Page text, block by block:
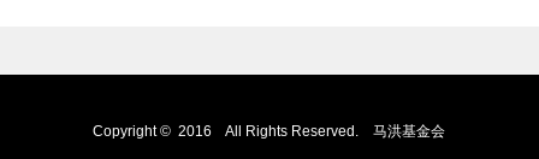
Copyright © 2016 All Rights Reserved. 马洪基金会